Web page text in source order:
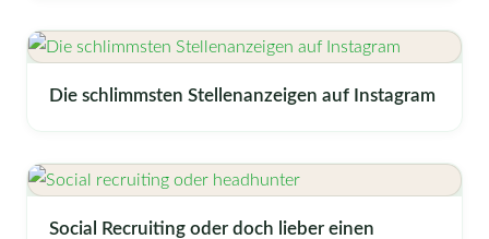
Die schlimmsten Stellenanzeigen auf Instagram
Social Recruiting oder doch lieber einen